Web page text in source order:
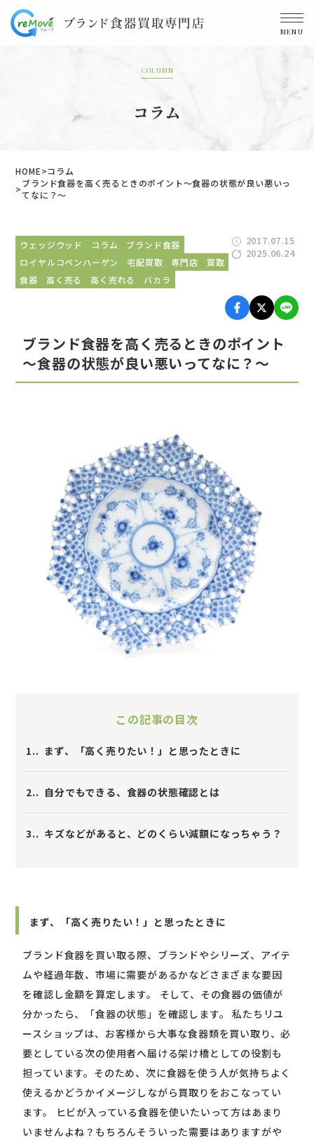
MENU
COLUMN
コラム
HOME
コラム
ブランド食器を高く売るときのポイント～食器の状態が良い悪いっ
てなに？～
ウェッジウッド コラム
ブランド食器
ロイヤルコペンハーゲン
宅配買取 専門店
買取
食器
高く売る 高く売れる バカラ
2017.07.15
2025.06.24
ブランド食器を高く売るときのポイント
～食器の状態が良い悪いってなに？～
この記事の目次
1. まず、「高く売りたい！」と思ったときに
2. 自分でもできる、食器の状態確認とは
3. キズなどがあると、どのくらい減額になっちゃう？
まず、「高く売りたい！」と思ったときに
ブランド食器を買い取る際、ブランドやシリーズ、アイテ
ムや経過年数、市場に需要があるかなどさまざまな要因
を確認し金額を算定します。 そして、その食器の価値が
分かったら、「食器の状態」を確認します。 私たちリユ
ースショップは、お客様から大事な食器類を買い取り、必
要としている次の使用者へ届ける架け橋としての役割も
担っています。そのため、次に食器を使う人が気持ちよく
使えるかどうかイメージしながら買取りをおこなってい
ます。 ヒビが入っている食器を使いたいって方はあまり
いませんよね？もちろんそういった需要はありますがや